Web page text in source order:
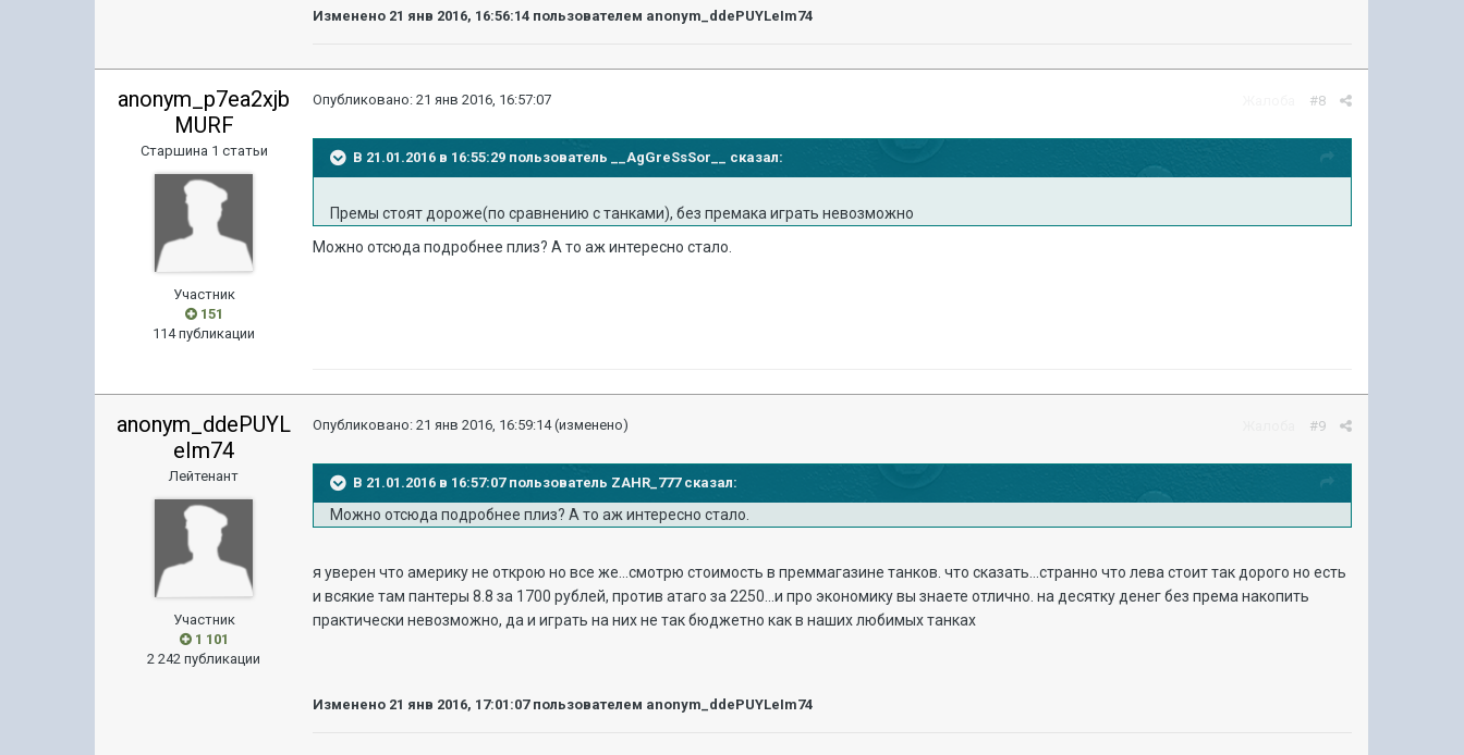
Изменено 21 янв 2016, 16:56:14 пользователем anonym_ddePUYLeIm74
anonym_p7ea2xjb
MURF
Старшина 1 статьи
Участник
151
114 публикации
#8
Опубликовано:21 янв 2016, 16:57:07
В 21.01.2016 в 16:55:29 пользователь __AgGreSsSor__ сказал:
Премы стоят дороже(по сравнению с танками), без премака играть невозможно
Можно отсюда подробнее плиз? А то аж интересно стало.
anonym_ddePUYL
eIm74
Лейтенант
Участник
1 101
2 242 публикации
#9
Опубликовано:21 янв 2016, 16:59:14 (изменено)
В 21.01.2016 в 16:57:07 пользователь ZAHR_777 сказал:
Можно отсюда подробнее плиз? А то аж интересно стало.
я уверен что америку не открою но все же...смотрю стоимость в преммагазине танков. что сказать...странно что лева стоит так дорого но есть
и всякие там пантеры 8.8 за 1700 рублей, против атаго за 2250...и про экономику вы знаете отлично. на десятку денег без према накопить
практически невозможно, да и играть на них не так бюджетно как в наших любимых танках
Изменено 21 янв 2016, 17:01:07пользователем anonym_ddePUYLeIm74